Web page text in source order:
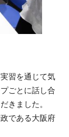
習を通じて気
ごとに話し合
きました。
である大阪府